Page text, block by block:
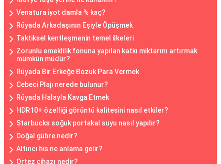
Venatura iyot damla % kaç?
Rüyada Arkadaşının Eşiyle Öpüşmek
Taktiksel kentleşmenin temel ilkeleri
Zorunlu emeklilik fonuna yapılan katkı miktarını artırmak
mümkün müdür?
Rüyada Bir Erkeğe Bozuk Para Vermek
Cebeci Plajı nerede bulunur?
Rüyada Halayla Kavga Etmek
HDR10+ özelliği görüntü kalitesini nasıl etkiler?
Starbucks soğuk portakal suyu nasıl yapılır?
Doğal gübre nedir?
Altıncı his ne anlama gelir?
Ortez cihazı nedir?